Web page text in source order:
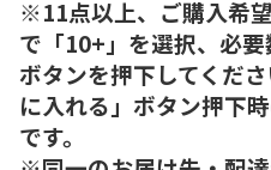
※11点以上、ご購入希
で「10+」を選択、必要
ボタンを押下してくだ
に入れる」ボタン押下
です。